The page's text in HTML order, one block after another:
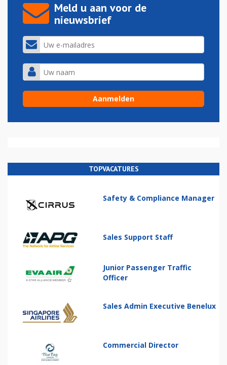
Meld u aan voor de
nieuwsbrief
TOPVACATURES
Safety & Compliance Manager
Sales Support Staff
Junior Passenger Traffic
Officer
Sales Admin Executive Benelux
Commercial Director